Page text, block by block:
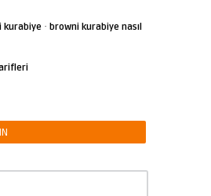
kurabiye · browni kurabiye nasıl